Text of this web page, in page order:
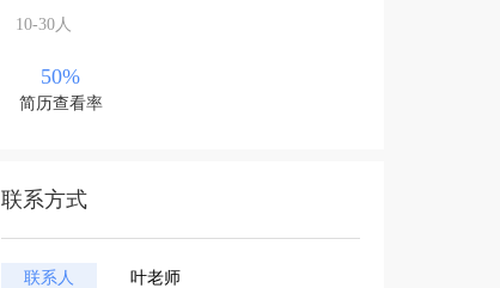
10-30人
50%
简历查看率
联系方式
联系人 叶老师